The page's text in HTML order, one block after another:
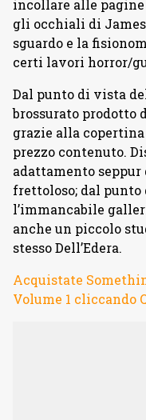
incollare alle pagine
gli occhiali di
sguardo e la
certi lavori horror/
Dal punto di vista
brossurato prodotto
grazie alla
prezzo contenuto.
adattamento
frettoloso; dal
l’immancabile
anche un piccolo
stesso Dell’Edera.
Acquistate
Volume 1 cliccando